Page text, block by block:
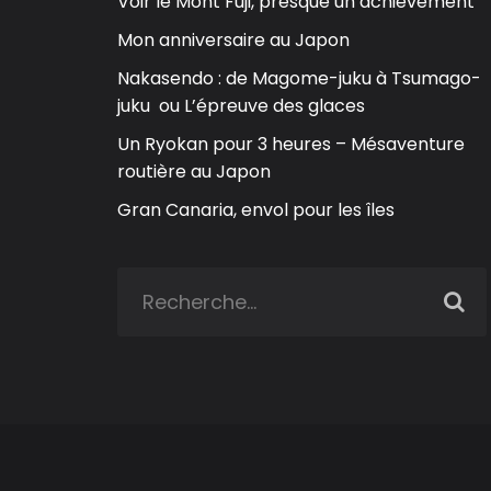
Mon anniversaire au Japon
Nakasendo : de Magome-juku à Tsumago-
juku ou L’épreuve des glaces
Un Ryokan pour 3 heures – Mésaventure
routière au Japon
Gran Canaria, envol pour les îles